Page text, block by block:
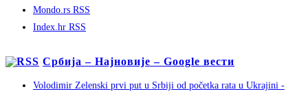
Mondo.rs RSS
Index.hr RSS
Србија – Најновије – Google вести
Volodimir Zelenski prvi put u Srbiji od početka rata u Ukrajini -